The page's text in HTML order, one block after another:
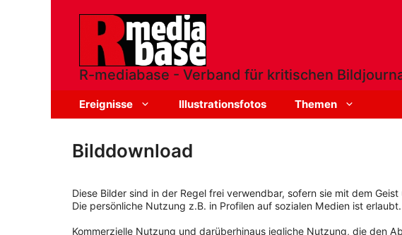
R-mediabase - Verband für kritischen
Ereignisse Illustrationsfotos Themen
Bilddownload
Diese Bilder sind in der Regel frei verwendbar, sofern sie mit dem
Die persönliche Nutzung z.B. in Profilen auf sozialen Medien ist erlaubt.
Kommerzielle Nutzung und darüberhinaus jegliche Nutzung, die den